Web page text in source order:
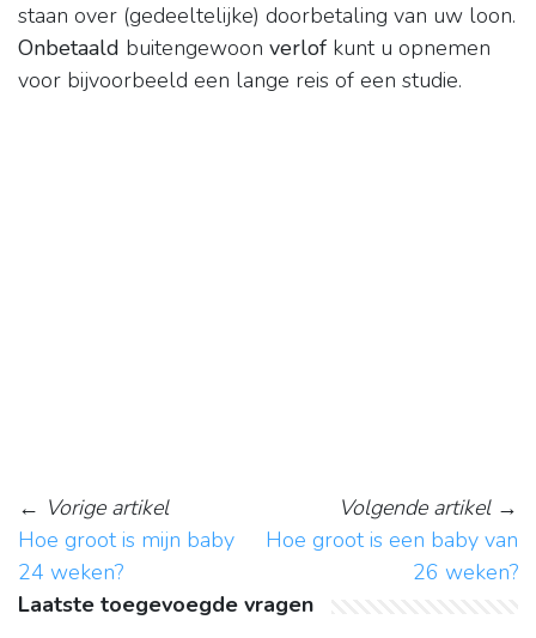
staan over (gedeeltelijke) doorbetaling van uw loon.
Onbetaald buitengewoon verlof kunt u opnemen
voor bijvoorbeeld een lange reis of een studie.
← Vorige artikel
Hoe groot is mijn baby
24 weken?
Volgende artikel→
Hoe groot is een baby van
26 weken?
Laatste toegevoegde vragen